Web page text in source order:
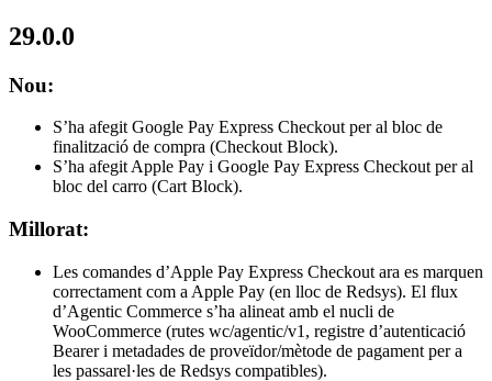
29.0.0
Nou:
S’ha afegit Google Pay Express Checkout per al bloc de
finalització de compra (Checkout Block).
S’ha afegit Apple Pay i Google Pay Express Checkout per al
bloc del carro (Cart Block).
Millorat:
Les comandes d’Apple Pay Express Checkout ara es marquen
correctament com a Apple Pay (en lloc de Redsys). El flux
d’Agentic Commerce s’ha alineat amb el nucli de
WooCommerce (rutes wc/agentic/v1, registre d’autenticació
Bearer i metadades de proveïdor/mètode de pagament per a
les passarel·les de Redsys compatibles).